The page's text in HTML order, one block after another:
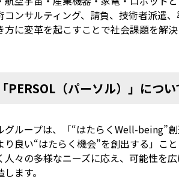
コンサルティング、請負、技術者派遣
方に変革を起こすことで社会課題を解決
「PERSOL（パーソル）」につい
グループは、「“はたらくWell-being”
り良い“はたらく機会”を創出する」こと
人々の多様なニーズに応え、可能性を
ます。